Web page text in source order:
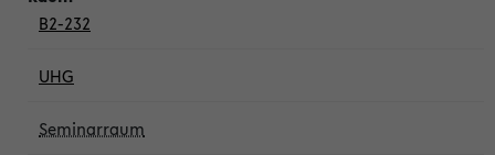
B2-232
UHG
Seminarraum